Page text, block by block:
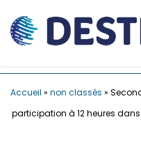
Accueil » non classés »
participation à 12 heures